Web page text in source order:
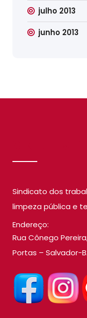
julho 2013
junho 2013
Sindicato dos
limpeza pública e
Endereço:
Rua Cônego
Portas – Salvador-